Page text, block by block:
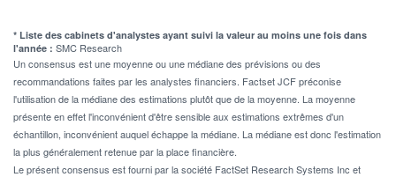
* Liste des cabinets d'analystes ayant suivi la valeur au moins une fois dans
l'année : SMC Research
Un consensus est une moyenne ou une médiane des prévisions ou des
recommandations faites par les analystes financiers. Factset JCF préconise
l'utilisation de la médiane des estimations plutôt que de la moyenne. La moyenne
présente en effet l'inconvénient d'être sensible aux estimations extrêmes d'un
échantillon, inconvénient auquel échappe la médiane. La médiane est donc l'estimation
la plus généralement retenue par la place financière.
Le présent consensus est fourni par la société FactSet Research Systems Inc et